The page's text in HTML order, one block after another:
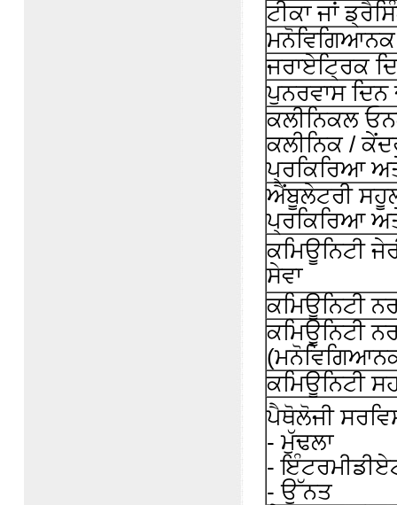
ਟੀਕਾ ਜਾਂ
ਜਰਾਏਟ੍ਰਿਕ
ਪੁਨਰਵਾਸ
ਕਲੀਨਿਕਲ
ਕਲੀਨਿਕ /
ਪ੍ਰਕਿਰਿਆ
ਐਂਬੂਲੇਟਰੀ
ਪ੍ਰਕਿਰਿਆ
ਕਮਿਊਨਿਟੀ
ਸੇਵਾ
ਕਮਿਊਨਿਟੀ
ਕਮਿਊਨਿਟੀ
ਕਮਿਊਨਿਟੀ
ਪੈਥੋਲੋਜੀ
- ਮੁੱਢਲਾ
-
- ਉੱਨਤ